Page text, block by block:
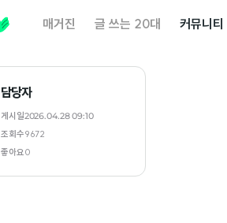
매거진 글 쓰는 20대 커뮤니티
담당자
게시일2026.04.28 09:10
조회수9672
좋아요0